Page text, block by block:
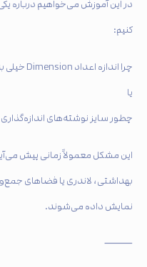
در این آموزش می‌خواهیم درباره
کنیم:
چرا اندازه اعداد Dimension خیلی بزرگ است؟
یا
چطور سایز نوشته‌های
این مشکل معمولاً زمانی پیش
بهداشتی، لاندری یا فضاهای
نمایش داده می‌شوند.
⸻